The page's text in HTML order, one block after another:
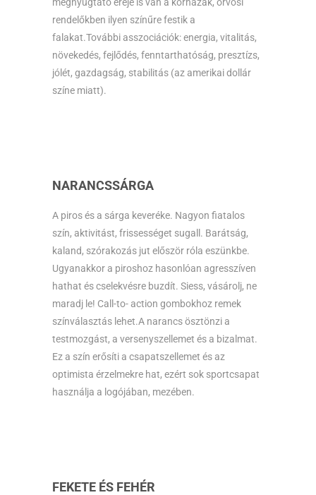
rendelőkben ilyen színűre festik a
falakat.További asszociációk: energia, vitalitás,
növekedés, fejlődés, fenntarthatóság, presztízs,
jólét, gazdagság, stabilitás (az amerikai dollár
színe miatt).
NARANCSSÁRGA
A piros és a sárga keveréke. Nagyon fiatalos
szín, aktivitást, frissességet sugall. Barátság,
kaland, szórakozás jut először róla eszünkbe.
Ugyanakkor a piroshoz hasonlóan agresszíven
hathat és cselekvésre buzdít. Siess, vásárolj, ne
maradj le! Call-to- action gombokhoz remek
színválasztás lehet.A narancs ösztönzi a
testmozgást, a versenyszellemet és a bizalmat.
Ez a szín erősíti a csapatszellemet és az
optimista érzelmekre hat, ezért sok sportcsapat
használja a logójában, mezében.
FEKETE ÉS FEHÉR